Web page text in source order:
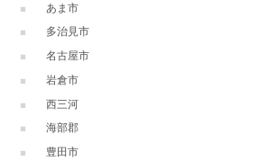
あま市
多治見市
名古屋市
岩倉市
西三河
海部郡
豊田市